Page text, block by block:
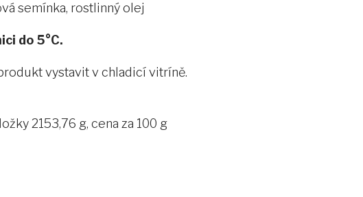
semínka, rostlinný olej
do 5°C.
vystavit v chladicí vitríně.
2153,76 g, cena za 100 g